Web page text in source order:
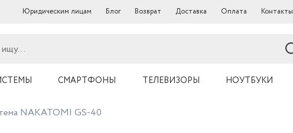
Юридическим лицам Блог Возврат Доставка Оплата Контакты
СМАРТФОНЫ ТЕЛЕВИЗОРЫ НОУТБУКИ
NAKATOMI GS-40